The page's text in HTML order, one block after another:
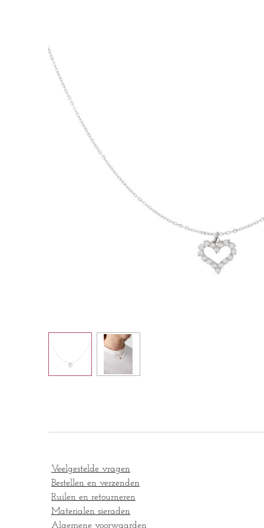
Veelgestelde vragen
Bestellen en verzenden
Ruilen en retourneren
Materialen sieraden
Algemene voorwaarden